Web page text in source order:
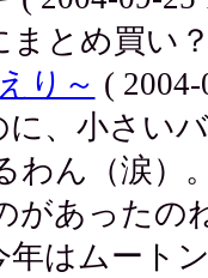
まとめ買い
り～ (
に、小さい
わん（涙）
があったの
年はムート